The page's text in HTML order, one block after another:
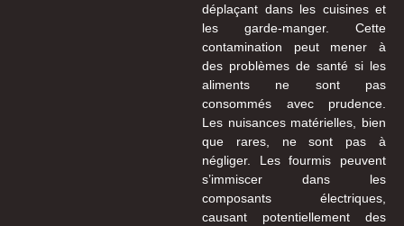
déplaçant dans les cuisines et
les garde-manger. Cette
contamination peut mener à
des problèmes de santé si les
aliments ne sont pas
consommés avec prudence.
Les nuisances matérielles, bien
que rares, ne sont pas à
négliger. Les fourmis peuvent
s’immiscer dans les
composants électriques,
causant potentiellement des